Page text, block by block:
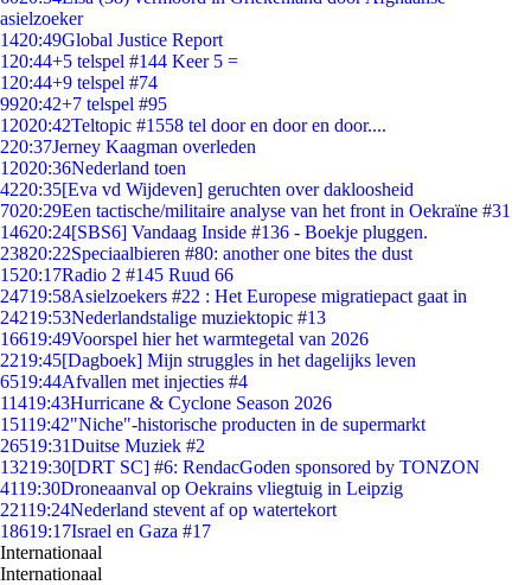
asielzoeker
1420:49Global Justice Report
1 20:44+5 telspel #144 Keer 5 =
1 20:44+9 telspel #74
9920:42+7 telspel #95
12020:42Teltopic #1558 tel door en door en door....
220:37Jerney Kaagman overleden
12020:36Nederland toen
4220:35[Eva vd Wijdeven] geruchten over dakloosheid
7020:29Een tactische/militaire analyse van het front in Oekraïne #31
14620:24[SBS6] Vandaag Inside #136 - Boekje pluggen.
23820:22Speciaalbieren #80: another one bites the dust
1520:17Radio 2 #145 Ruud 66
24719:58Asielzoekers #22 : Het Europese migratiepact gaat in
24219:53Nederlandstalige muziektopic #13
16619:49Voorspel hier het warmtegetal van 2026
2219:45[Dagboek] Mijn struggles in het dagelijks leven
6519:44Afvallen met injecties #4
11419:43Hurricane & Cyclone Season 2026
15119:42"Niche"-historische producten in de supermarkt
26519:31Duitse Muziek #2
13219:30[DRT SC] #6: RendacGoden sponsored by TONZON
4119:30Droneaanval op Oekrains vliegtuig in Leipzig
22119:24Nederland stevent af op watertekort
18619:17Israel en Gaza #17
Internationaal
Internationaal